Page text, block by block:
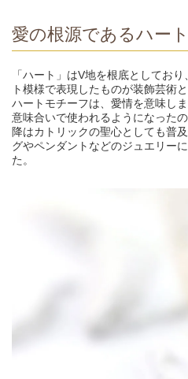
愛の根源であるハー
「ハート」はV地を根底としてお
ト模様で表現したものが装飾芸術
ハートモチーフは、愛情を意味し
意味合いで使われるようになった
降はカトリックの聖心としても普
グやペンダントなどのジュエリー
た。